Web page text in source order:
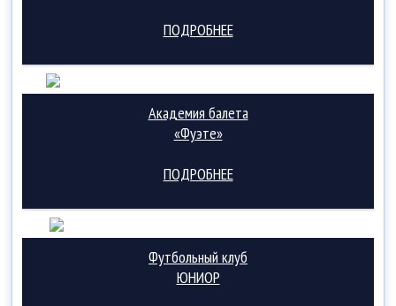
ПОДРОБНЕЕ
Академия балета
«Фуэте»
ПОДРОБНЕЕ
Футбольный клуб
ЮНИОР